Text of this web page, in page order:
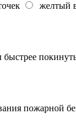
желтый
быстрее
пожарной